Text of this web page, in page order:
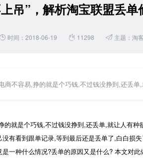
吊”，解析淘宝联盟丢单
时间：2018-06-19 11298 主题： 淘
商不容易,挣的就是个巧钱,不过钱没挣到,还丢
的就是个巧钱,不过钱没挣到,还丢单,就让人有种
有看到跟单记录,等到最后还是丢单了,白白损
一种什么情况?丢单的原因又是什么? 本文对此